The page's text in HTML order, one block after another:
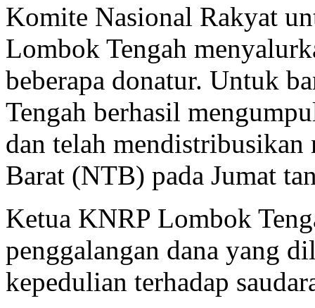
Komite Nasional Rakyat
Lombok Tengah
beberapa donatur. Untuk
Tengah berhasil
dan telah
Barat (NTB) pada Jumat
Ketua KNRP Lombok
penggalangan dana yang
kepedulian terhadap